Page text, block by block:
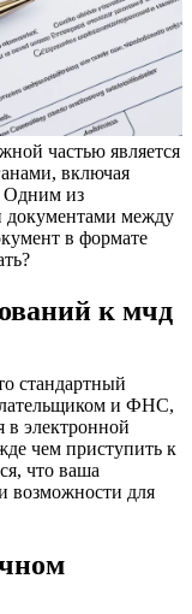
частью является
включая
Одним из
документами между
в формате
к мчд
стандартный
и ФНС,
в электронной
чем приступить к
что ваша
возможности для